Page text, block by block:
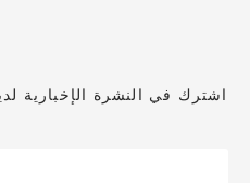
اشترك في النشرة الإخبارية